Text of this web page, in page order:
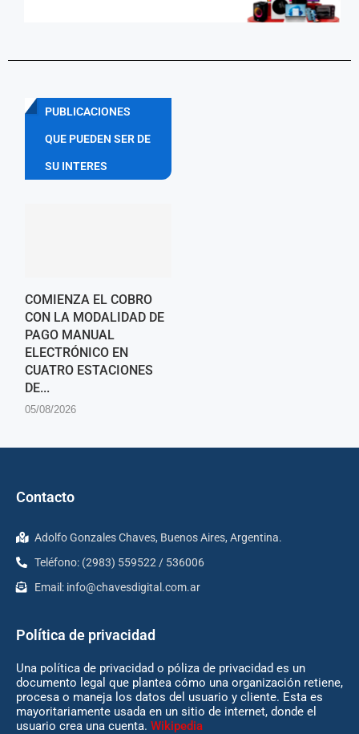
PUBLICACIONES
QUE PUEDEN SER DE
SU INTERES
COMIENZA EL COBRO
CON LA MODALIDAD DE
PAGO MANUAL
ELECTRÓNICO EN
CUATRO ESTACIONES
DE...
05/08/2026
Contacto
Adolfo Gonzales Chaves, Buenos Aires, Argentina.
Teléfono: (2983) 559522 / 536006
Email: info@chavesdigital.com.ar
Política de privacidad
Una política de privacidad o póliza de privacidad es un
documento legal que plantea cómo una organización retiene,
procesa o maneja los datos del usuario y cliente. Esta es
mayoritariamente usada en un sitio de internet, donde el
usuario crea una cuenta. Wikipedia